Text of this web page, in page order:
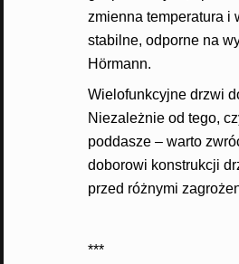
zmienna temperatura i
stabilne, odporne na
Hörmann.
Wielofunkcyjne drzwi
Niezależnie od tego,
poddasze – warto
doborowi konstrukcji
przed różnymi
***